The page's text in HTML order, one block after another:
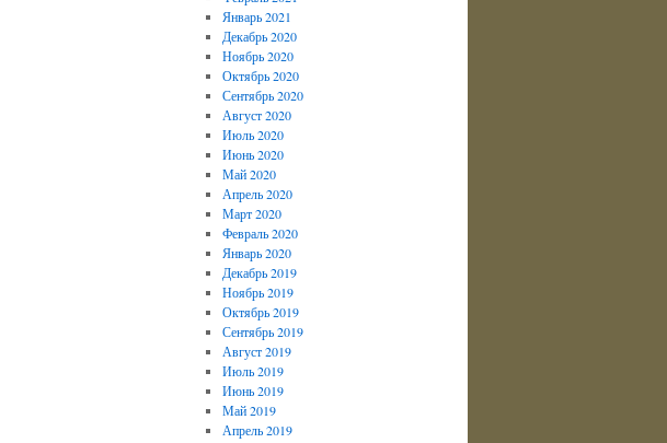
Январь 2021
Декабрь 2020
Ноябрь 2020
Октябрь 2020
Сентябрь 2020
Август 2020
Июль 2020
Июнь 2020
Май 2020
Апрель 2020
Март 2020
Февраль 2020
Январь 2020
Декабрь 2019
Ноябрь 2019
Октябрь 2019
Сентябрь 2019
Август 2019
Июль 2019
Июнь 2019
Май 2019
Апрель 2019